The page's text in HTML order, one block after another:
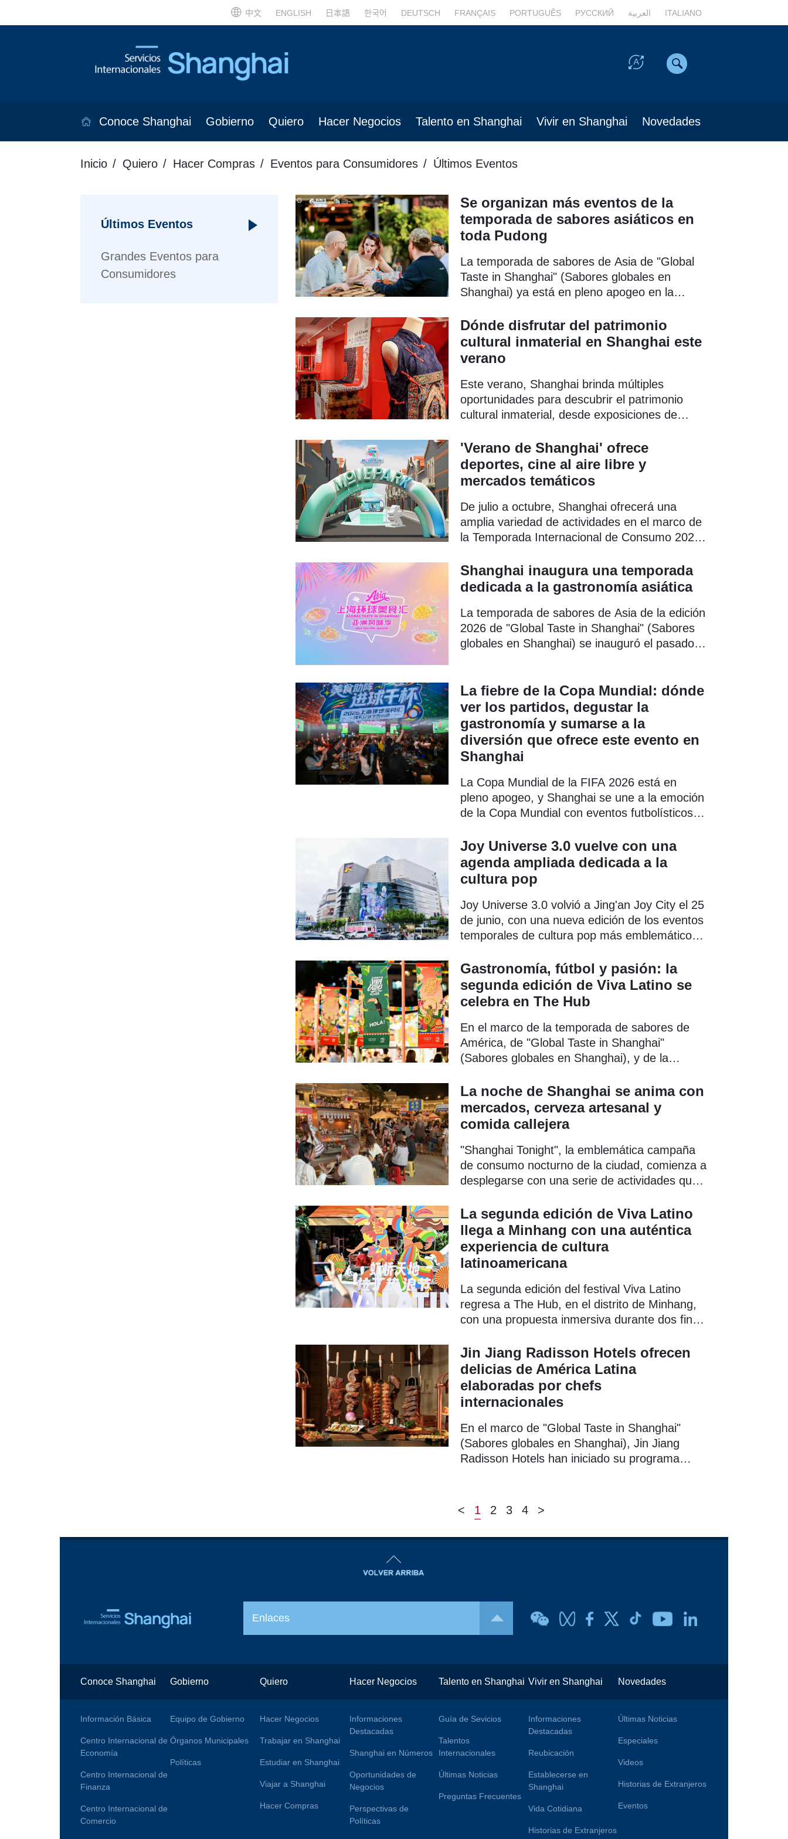
中文 ENGLISH 日本語 한국어 DEUTSCH FRANÇAIS PORTUGUÊS РУССКИЙ العربية ITALIANO
Conoce Shanghai Gobierno Quiero Hacer Negocios Talento en Shanghai Vivir en Shanghai Novedades
Inicio Quiero Hacer Compras Eventos para Consumidores Últimos Eventos
Últimos Eventos
Grandes Eventos para
Consumidores
Se organizan más eventos de la
temporada de sabores asiáticos en
toda Pudong
La temporada de sabores de Asia de "Global
Taste in Shanghai" (Sabores globales en
Shanghai) ya está en pleno apogeo en la
Dónde disfrutar del patrimonio
cultural inmaterial en Shanghai este
verano
Este verano, Shanghai brinda múltiples
oportunidades para descubrir el patrimonio
cultural inmaterial, desde exposiciones de
especializadas hasta mercados nocturnos y
festivales gastronómicos de la temporada.
'Verano de Shanghai' ofrece
deportes, cine al aire libre y
mercados temáticos
De julio a octubre, Shanghai ofrecerá una
amplia variedad de actividades en el marco de
la Temporada Internacional de Consumo 2026
toda la ciudad.
Shanghai inaugura una temporada
dedicada a la gastronomía asiática
La temporada de sabores de Asia de la edición
2026 de "Global Taste in Shanghai" (Sabores
globales en Shanghai) se inauguró el pasado 2
Nueva Área de Pudong.
La fiebre de la Copa Mundial: dónde
ver los partidos, degustar la
gastronomía y sumarse a la
diversión que ofrece este evento en
Shanghai
La Copa Mundial de la FIFA 2026 está en
pleno apogeo, y Shanghai se une a la emoción
de la Copa Mundial con eventos futbolísticos
Shanghai" (Sabores globales en Shanghai) de
2026.
Joy Universe 3.0 vuelve con una
agenda ampliada dedicada a la
cultura pop
Joy Universe 3.0 volvió a Jing'an Joy City el 25
de junio, con una nueva edición de los eventos
temporales de cultura pop más emblemáticos
Gastronomía, fútbol y pasión: la
segunda edición de Viva Latino se
celebra en The Hub
En el marco de la temporada de sabores de
América, de "Global Taste in Shanghai"
(Sabores globales en Shanghai), y de la
noche), la segunda edición del festival cultural
Viva Latino regresa a The Hub del 5 al 7 y del
12 al 14 de junio.
La noche de Shanghai se anima con
mercados, cerveza artesanal y
comida callejera
"Shanghai Tonight", la emblemática campaña
de consumo nocturno de la ciudad, comienza a
desplegarse con una serie de actividades que
cerveza artesanal, gastronomía y experiencias
sociales al aire libre.
La segunda edición de Viva Latino
llega a Minhang con una auténtica
experiencia de cultura
latinoamericana
La segunda edición del festival Viva Latino
regresa a The Hub, en el distrito de Minhang,
con una propuesta inmersiva durante dos fines
la gastronomía, los espectáculos culturales y
un mercado de productos típicos de
Latinoamérica.
Jin Jiang Radisson Hotels ofrecen
delicias de América Latina
elaboradas por chefs
internacionales
En el marco de "Global Taste in Shanghai"
(Sabores globales en Shanghai), Jin Jiang
Radisson Hotels han iniciado su programa
sabores de América.
< 1 2 3 4 >
Enlaces
Conoce Shanghai
Información Básica
Centro Internacional de
Economía
Centro Internacional de
Finanza
Centro Internacional de
Comercio
Gobierno
Equipo de Gobierno
Órganos Municipales
Políticas
Quiero
Hacer Negocios
Trabajar en Shanghai
Estudiar en Shanghai
Viajar a Shanghai
Hacer Compras
Hacer Negocios
Informaciones
Destacadas
Shanghai en Números
Oportunidades de
Negocios
Perspectivas de
Políticas
Talento en Shanghai
Guía de Sevicios
Talentos
Internacionales
Últimas Noticias
Preguntas Frecuentes
Vivir en Shanghai
Informaciones
Destacadas
Reubicación
Establecerse en
Shanghai
Vida Cotidiana
Historias de Extranjeros
Novedades
Últimas Noticias
Especiales
Videos
Historias de Extranjeros
Eventos